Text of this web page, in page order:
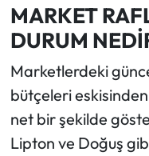
MARKET
DURUM
Marketlerdeki
bütçeleri
net bir şekilde
Lipton ve Doğuş